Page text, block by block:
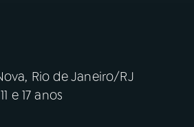
Rio de Janeiro/RJ
e 17 anos